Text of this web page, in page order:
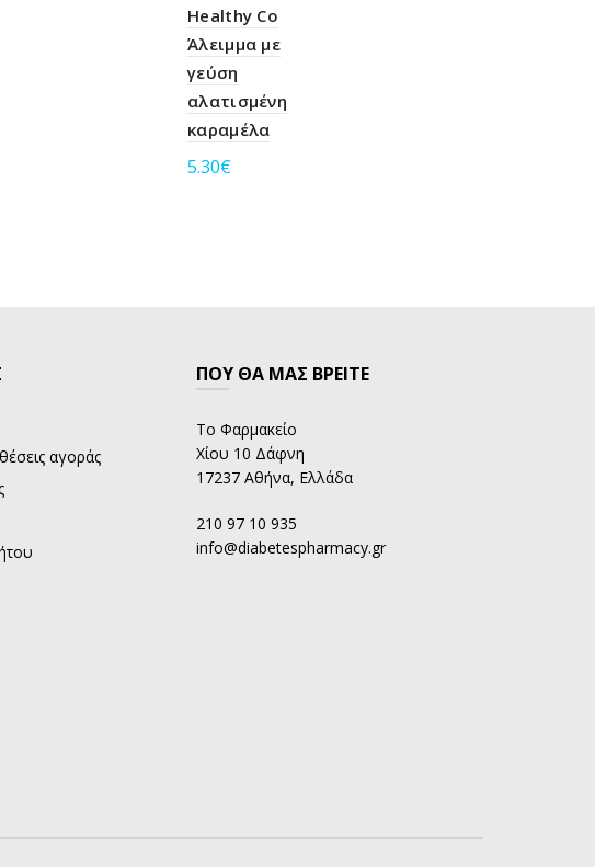
Healthy Co
Άλειμμα με
γεύση
αλατισμένη
καραμέλα
5.30€
αγοράς
ΠΟΥ ΘΑ ΜΑΣ ΒΡΕΙΤΕ
Το Φαρμακείο
Χίου 10 Δάφνη
17237 Αθήνα, Ελλάδα
210 97 10 935
info@diabetespharmacy.gr